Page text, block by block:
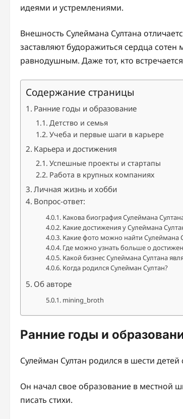
идеями и устремлениями.
Внешность Сулеймана Султана
заставляют будоражиться сердца
равнодушным. Даже тот, кто
Содержание страницы
Ранние годы и образование
Детство и семья
Учеба и первые шаги в карьере
Карьера и достижения
Успешные проекты и стартапы
Работа в крупных компаниях
Личная жизнь и хобби
Вопрос-ответ:
Какова биография Сулеймана
Какие достижения у Сулеймана
Какие фото можно найти Сулеймана
Где можно узнать больше о
Какой бизнес Сулеймана Султана
Когда родился Сулейман Султан?
Об авторе
mining_broth
Ранние годы и
Сулейман Султан родился в шести
Он начал свое образование в местной
писать стихи.